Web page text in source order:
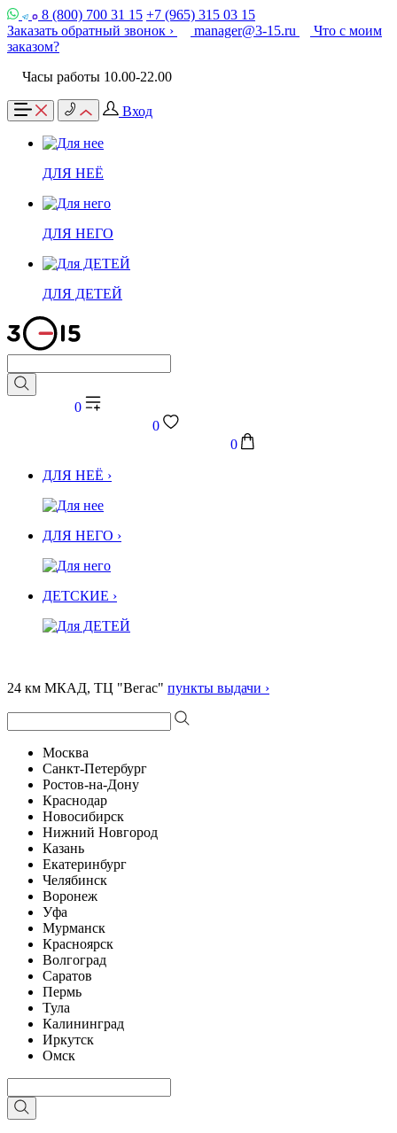
8 (800) 700 31 15 +7 (965) 315 03 15
Заказать обратный звонок ›
manager@3-15.ru
Что с моим
заказом?
Часы работы 10.00-22.00
Вход
ДЛЯ НЕЁ
ДЛЯ НЕГО
ДЛЯ ДЕТЕЙ
0
0
0
ДЛЯ НЕЁ ›
ДЛЯ НЕГО ›
ДЕТСКИЕ ›
24 км МКАД, ТЦ "Вегас" пункты выдачи ›
Москва
Санкт-Петербург
Ростов-на-Дону
Краснодар
Новосибирск
Нижний Новгород
Казань
Екатеринбург
Челябинск
Воронеж
Уфа
Мурманск
Красноярск
Волгоград
Саратов
Пермь
Тула
Калининград
Иркутск
Омск